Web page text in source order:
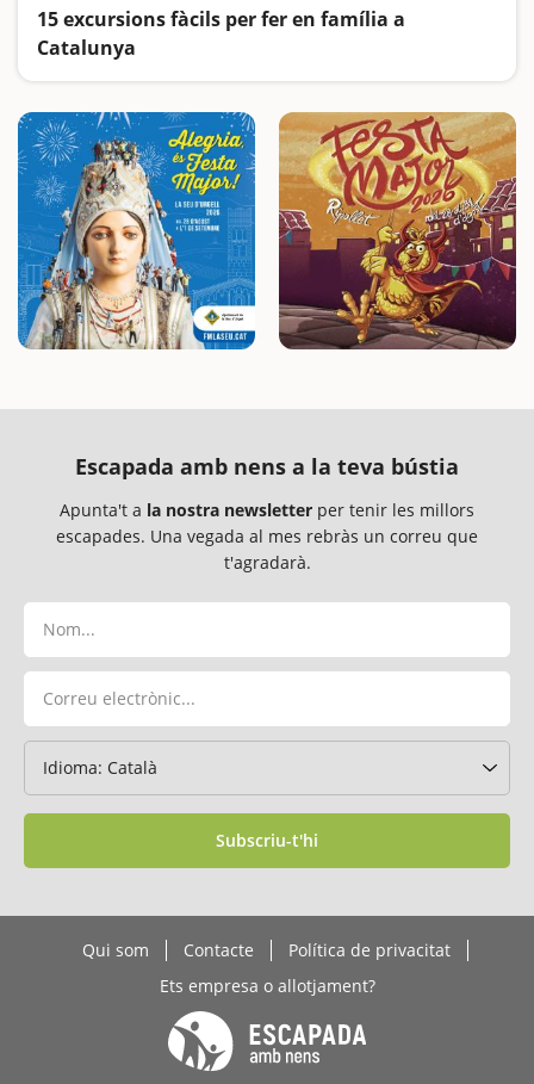
15 excursions fàcils per fer en família a
Catalunya
Escapada amb nens a la teva bústia
Apunta't a la nostra newsletter per tenir les millors
escapades. Una vegada al mes rebràs un correu que
t'agradarà.
Subscriu-t'hi
Qui som Contacte
Política de privacitat
Ets empresa o allotjament?